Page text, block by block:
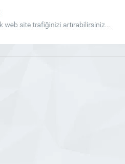
projelerinin hızla ve verimli bir
sağlar. Ancak, iş
ve dayanıklılığını sürdürebilmeleri
iş makinası yedek parça